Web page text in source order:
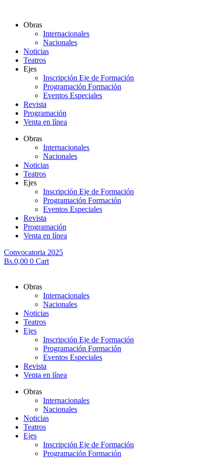
contenidoObras
Internacionales
Nacionales
Noticias
Teatros
Ejes
Inscripción Eje de Formación
Programación Formación
Eventos Especiales
Revista
Programación
Venta en línea
Obras
Internacionales
Nacionales
Noticias
Teatros
Ejes
Inscripción Eje de Formación
Programación Formación
Eventos Especiales
Revista
Programación
Venta en línea
Convocatoria 2025
Bs.0,00 0 Cart
Obras
Internacionales
Nacionales
Noticias
Teatros
Ejes
Inscripción Eje de Formación
Programación Formación
Eventos Especiales
Revista
Venta en línea
Obras
Internacionales
Nacionales
Noticias
Teatros
Ejes
Inscripción Eje de Formación
Programación Formación